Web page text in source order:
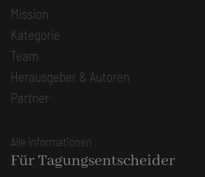
Mission
Kategorie
Team
Herausgeber & Autoren
Partner
Alle Informationen
Für Tagungsentscheider